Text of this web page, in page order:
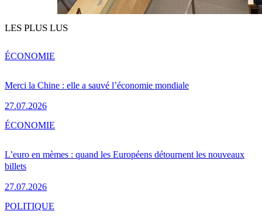
LES PLUS LUS
Merci la Chine : elle a sauvé l’économie mondiale
27.07.2026
ÉCONOMIE
L’euro en mèmes : quand les Européens détournent les nouveaux
billets
27.07.2026
ÉCONOMIE
POLITIQUE